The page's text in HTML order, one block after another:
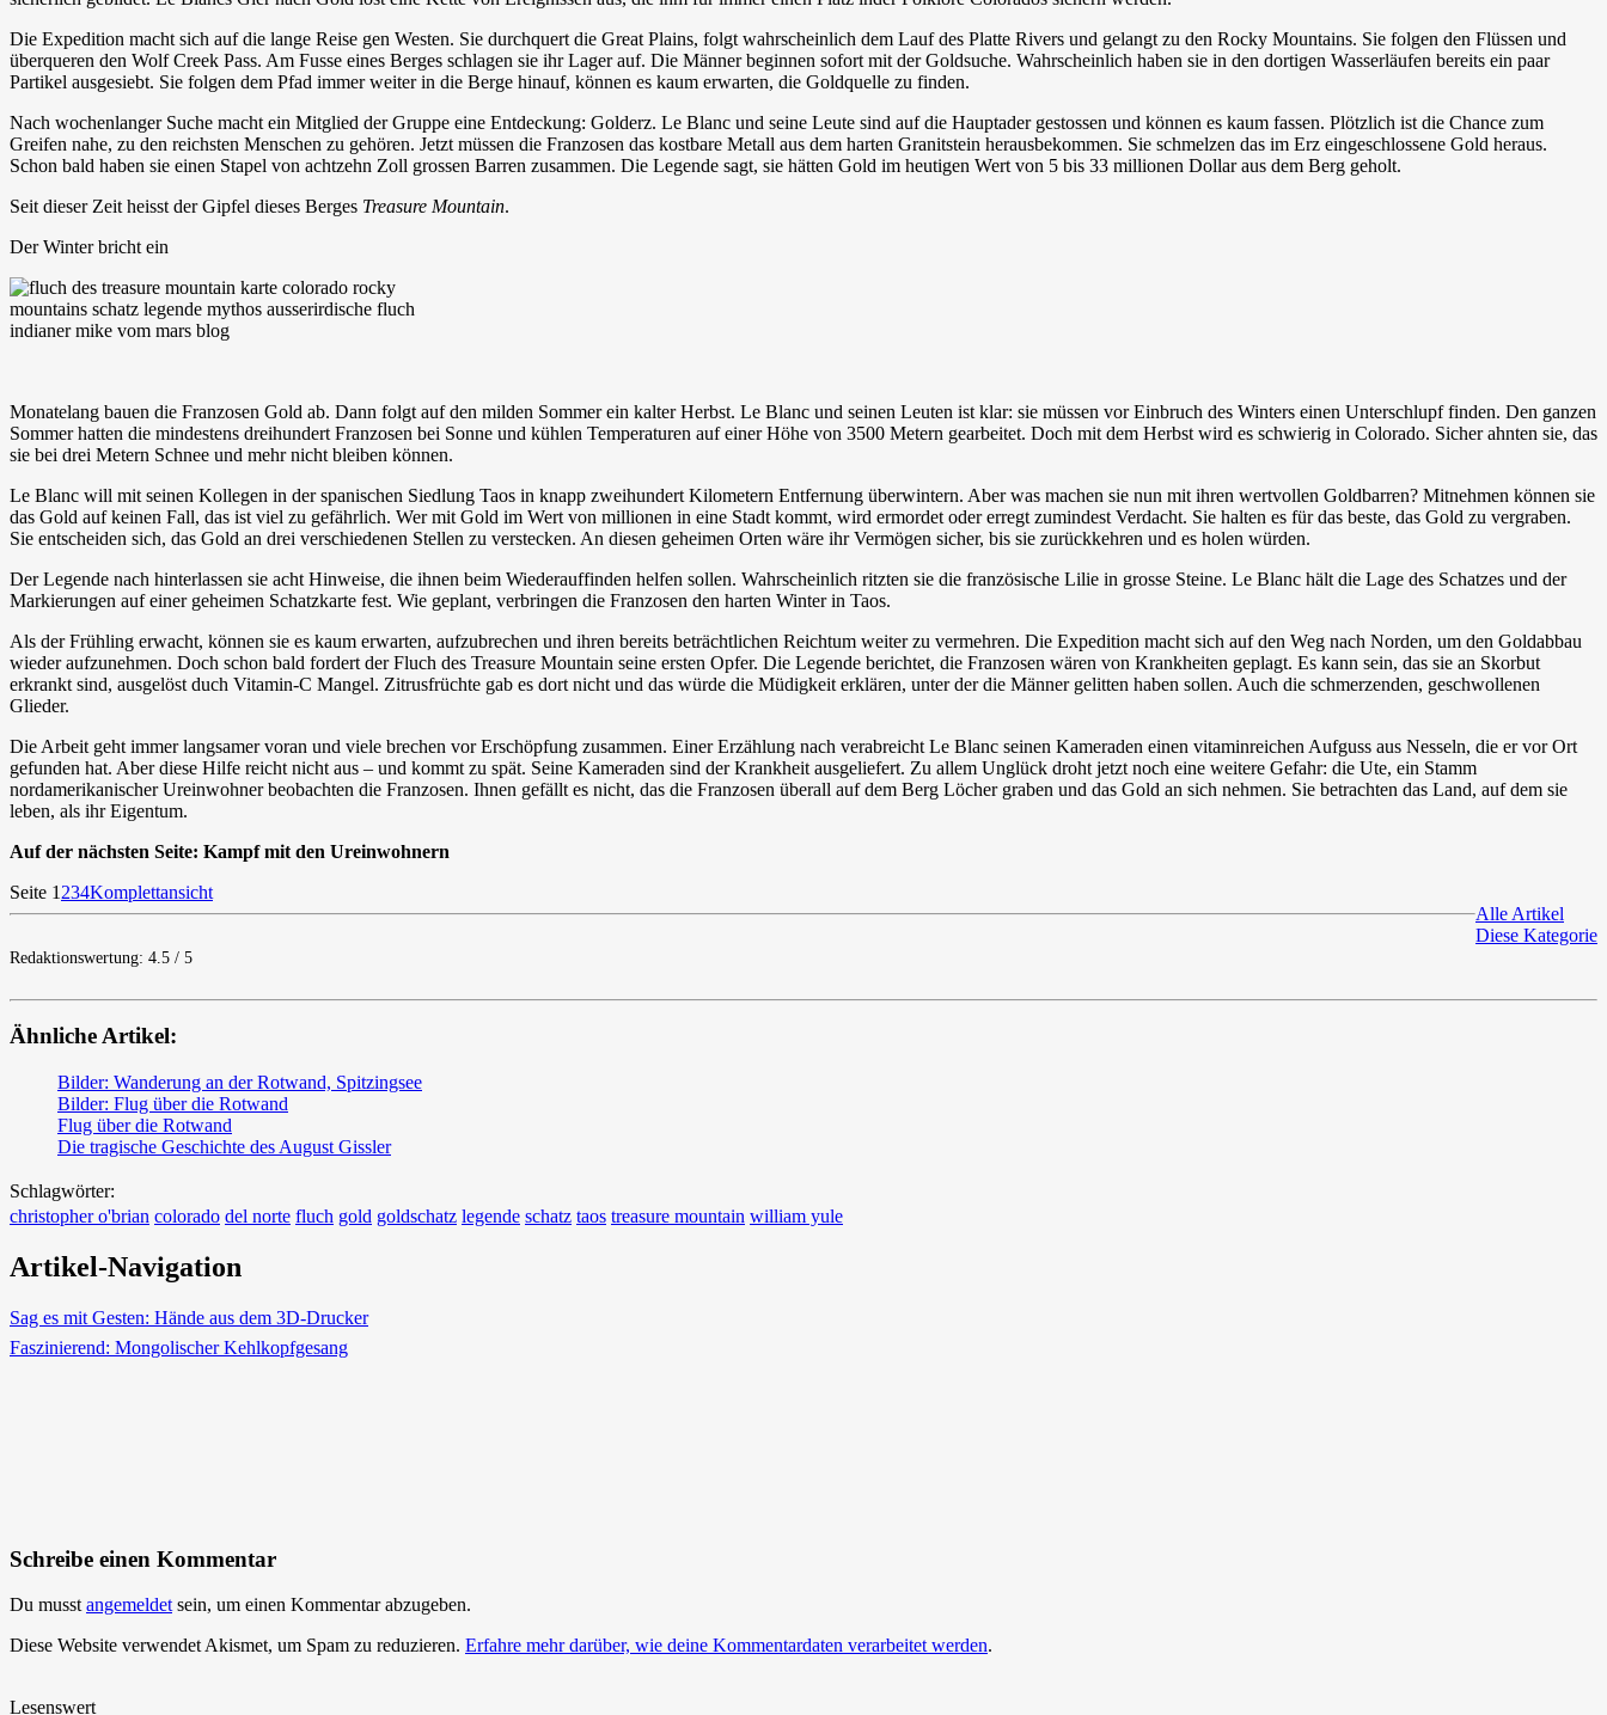
Die Expedition macht sich auf die lange Reise gen Westen. Sie durchquert die Great Plains, folgt wahrscheinlich dem Lauf des Platte Rivers und gelangt zu den Rocky Mountains. Sie folgen den Flüssen und
überqueren den Wolf Creek Pass. Am Fusse eines Berges schlagen sie ihr Lager auf. Die Männer beginnen sofort mit der Goldsuche. Wahrscheinlich haben sie in den dortigen Wasserläufen bereits ein paar
Partikel ausgesiebt. Sie folgen dem Pfad immer weiter in die Berge hinauf, können es kaum erwarten, die Goldquelle zu finden.
Nach wochenlanger Suche macht ein Mitglied der Gruppe eine Entdeckung: Golderz. Le Blanc und seine Leute sind auf die Hauptader gestossen und können es kaum fassen. Plötzlich ist die Chance zum
Greifen nahe, zu den reichsten Menschen zu gehören. Jetzt müssen die Franzosen das kostbare Metall aus dem harten Granitstein herausbekommen. Sie schmelzen das im Erz eingeschlossene Gold heraus.
Schon bald haben sie einen Stapel von achtzehn Zoll grossen Barren zusammen. Die Legende sagt, sie hätten Gold im heutigen Wert von 5 bis 33 millionen Dollar aus dem Berg geholt.
Seit dieser Zeit heisst der Gipfel dieses Berges Treasure Mountain.
Der Winter bricht ein
Monatelang bauen die Franzosen Gold ab. Dann folgt auf den milden Sommer ein kalter Herbst. Le Blanc und seinen Leuten ist klar: sie müssen vor Einbruch des Winters einen Unterschlupf finden. Den ganzen
Sommer hatten die mindestens dreihundert Franzosen bei Sonne und kühlen Temperaturen auf einer Höhe von 3500 Metern gearbeitet. Doch mit dem Herbst wird es schwierig in Colorado. Sicher ahnten sie, das
sie bei drei Metern Schnee und mehr nicht bleiben können.
Le Blanc will mit seinen Kollegen in der spanischen Siedlung Taos in knapp zweihundert Kilometern Entfernung überwintern. Aber was machen sie nun mit ihren wertvollen Goldbarren? Mitnehmen können sie
das Gold auf keinen Fall, das ist viel zu gefährlich. Wer mit Gold im Wert von millionen in eine Stadt kommt, wird ermordet oder erregt zumindest Verdacht. Sie halten es für das beste, das Gold zu vergraben.
Sie entscheiden sich, das Gold an drei verschiedenen Stellen zu verstecken. An diesen geheimen Orten wäre ihr Vermögen sicher, bis sie zurückkehren und es holen würden.
Der Legende nach hinterlassen sie acht Hinweise, die ihnen beim Wiederauffinden helfen sollen. Wahrscheinlich ritzten sie die französische Lilie in grosse Steine. Le Blanc hält die Lage des Schatzes und der
Markierungen auf einer geheimen Schatzkarte fest. Wie geplant, verbringen die Franzosen den harten Winter in Taos.
Als der Frühling erwacht, können sie es kaum erwarten, aufzubrechen und ihren bereits beträchtlichen Reichtum weiter zu vermehren. Die Expedition macht sich auf den Weg nach Norden, um den Goldabbau
wieder aufzunehmen. Doch schon bald fordert der Fluch des Treasure Mountain seine ersten Opfer. Die Legende berichtet, die Franzosen wären von Krankheiten geplagt. Es kann sein, das sie an Skorbut
erkrankt sind, ausgelöst duch Vitamin-C Mangel. Zitrusfrüchte gab es dort nicht und das würde die Müdigkeit erklären, unter der die Männer gelitten haben sollen. Auch die schmerzenden, geschwollenen
Glieder.
Die Arbeit geht immer langsamer voran und viele brechen vor Erschöpfung zusammen. Einer Erzählung nach verabreicht Le Blanc seinen Kameraden einen vitaminreichen Aufguss aus Nesseln, die er vor Ort
gefunden hat. Aber diese Hilfe reicht nicht aus – und kommt zu spät. Seine Kameraden sind der Krankheit ausgeliefert. Zu allem Unglück droht jetzt noch eine weitere Gefahr: die Ute, ein Stamm
nordamerikanischer Ureinwohner beobachten die Franzosen. Ihnen gefällt es nicht, das die Franzosen überall auf dem Berg Löcher graben und das Gold an sich nehmen. Sie betrachten das Land, auf dem sie
leben, als ihr Eigentum.
Auf der nächsten Seite: Kampf mit den Ureinwohnern
Seite 1 234Komplettansicht
Alle Artikel
Diese Kategorie
Redaktionswertung: 4.5 / 5
Ähnliche Artikel:
Bilder: Wanderung an der Rotwand, Spitzingsee
Bilder: Flug über die Rotwand
Flug über die Rotwand
Die tragische Geschichte des August Gissler
Schlagwörter:
christopher o'brian colorado del norte fluch gold goldschatz legende schatz taos treasure mountain william yule
Artikel-Navigation
Sag es mit Gesten: Hände aus dem 3D-Drucker
Faszinierend: Mongolischer Kehlkopfgesang
Schreibe einen Kommentar
Du musst angemeldet sein, um einen Kommentar abzugeben.
Diese Website verwendet Akismet, um Spam zu reduzieren. Erfahre mehr darüber, wie deine Kommentardaten verarbeitet werden.
Lesenswert